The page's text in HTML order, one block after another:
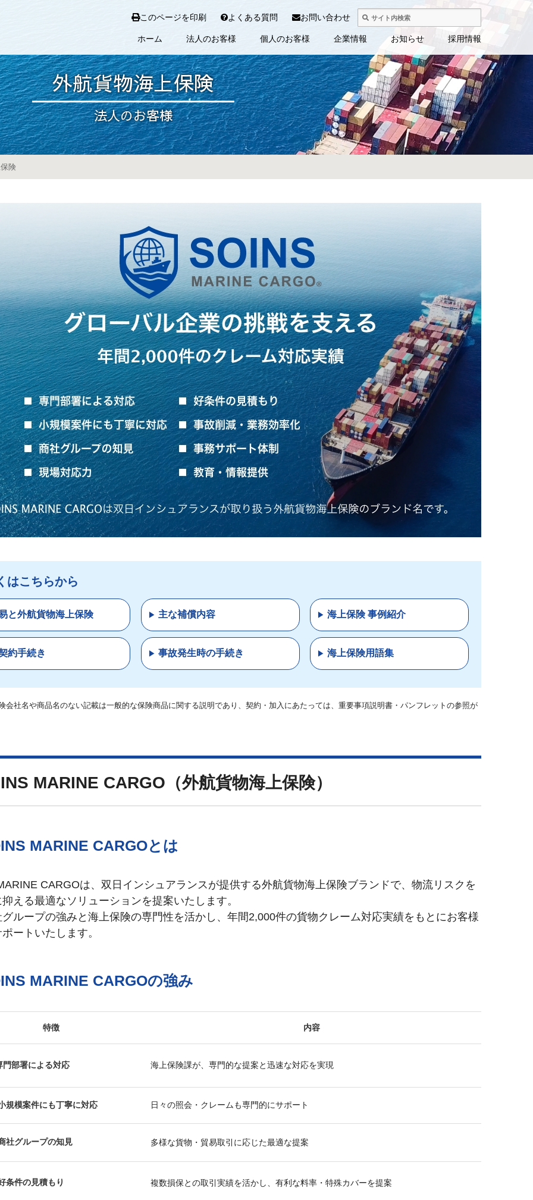
このページを印刷 よくある質問 お問い合わせ
ホーム 法人のお客様 個人のお客様 企業情報 お知らせ 採用情報
外航貨物海上保険
法人のお客様
険
はこちらから
と外航貨物海上保険 主な補償内容 海上保険 事例紹介
約手続き 事故発生時の手続き 海上保険用語集
会社名や商品名のない記載は一般的な保険商品に関する説明であり、契約・加入にあたっては、重要事項説明書・パンフレットの参照が
MARINE CARGO（外航貨物海上保険）
MARINE CARGOとは
CARGOは、双日インシュアランスが提供する外航貨物海上保険ブランドで、物流リスクを
える最適なソリューションを提案いたします。
ループの強みと海上保険の専門性を活かし、年間2,000件の貨物クレーム対応実績をもとにお客様
ートいたします。
MARINE CARGOの強み
特徴 内容
門部署による対応 海上保険課が、専門的な提案と迅速な対応を実現
規模案件にも丁寧に対応 日々の照会・クレームも専門的にサポート
社グループの知見 多様な貨物・貿易取引に応じた最適な提案
条件の見積もり 複数損保との取引実績を活かし、有利な料率・特殊カバーを提案